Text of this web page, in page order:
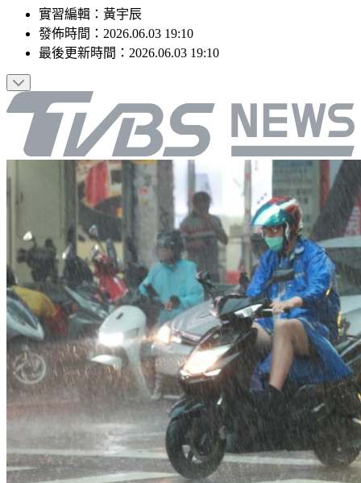
實習編輯 ： 黃宇辰
發佈時間： 2026.06.03 19:10
最後更新時間： 2026.06.03 19:10